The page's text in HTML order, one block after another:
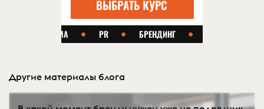
Другие материалы блога